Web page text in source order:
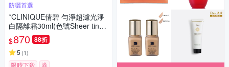
防曬首選
*CLINIQUE倩碧 勻淨超濾光淨
白隔離霜30ml(色號Sheer tint)
(正統公司貨)
$870 88折
5 (1)
限時下殺 券